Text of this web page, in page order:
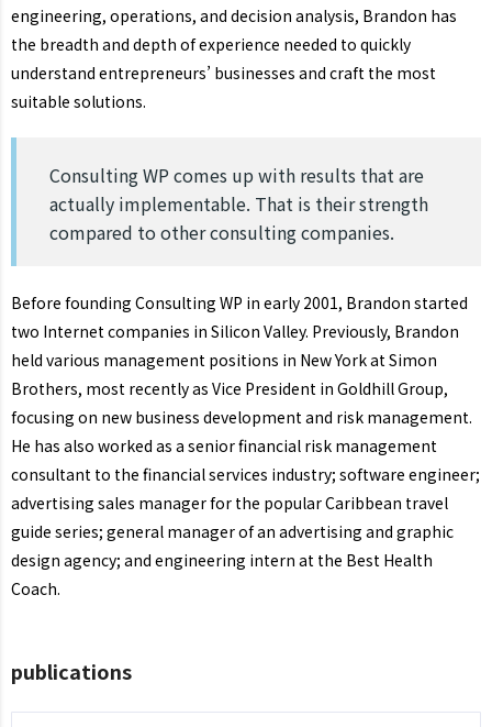
engineering, operations, and decision analysis, Brandon has
the breadth and depth of experience needed to quickly
understand entrepreneurs’ businesses and craft the most
suitable solutions.
Consulting WP comes up with results that are
actually implementable. That is their strength
compared to other consulting companies.
Before founding Consulting WP in early 2001, Brandon started
two Internet companies in Silicon Valley. Previously, Brandon
held various management positions in New York at Simon
Brothers, most recently as Vice President in Goldhill Group,
focusing on new business development and risk management.
He has also worked as a senior financial risk management
consultant to the financial services industry; software engineer;
advertising sales manager for the popular Caribbean travel
guide series; general manager of an advertising and graphic
design agency; and engineering intern at the Best Health
Coach.
publications